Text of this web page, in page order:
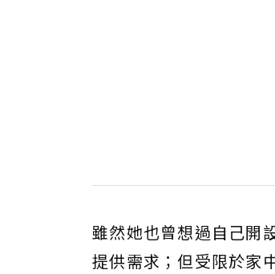
雖然她也曾想過自己開
提供需求；但受限於家